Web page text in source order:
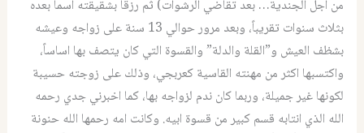
من اجل الجندية… بعد تقاضي الرشوات) ثم رزقا بشقيقته اسما بعده
بثلاث سنوات تقريباً، وبعد مرور حوالي 13 سنة على زواجه وعيشه
بشظف العيش و”القلة والدلة” والقسوة التي كان يتصف بها اساساً،
واكتسبها اكثر من مهنته القاسية كعربجي، وذلك على زوجته حسيبة
لكونها غير جميلة، وربما كان ندم لزواجه بها، كما اخبرني جدي رحمه
الله الذي انتابه قسم كبير من قسوة ابيه. وكانت امه رحمها الله حنونة